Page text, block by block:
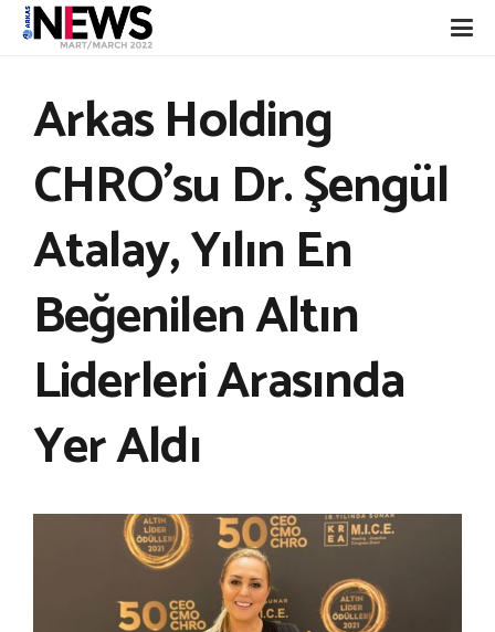
Arkas Holding
CHRO’su Dr. Şengül
Atalay, Yılın En
Beğenilen Altın
Liderleri Arasında
Yer Aldı